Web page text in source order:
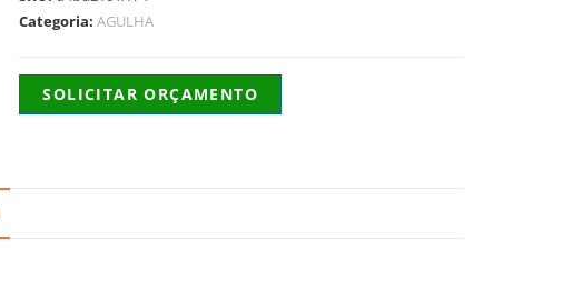
Categoria:AGULHA
SOLICITAR ORÇAMENTO